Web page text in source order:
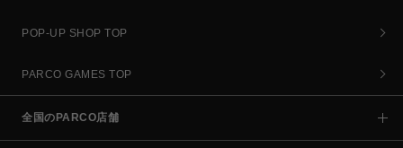
POP-UP SHOP TOP
PARCO GAMES TOP
全国のPARCO店舗